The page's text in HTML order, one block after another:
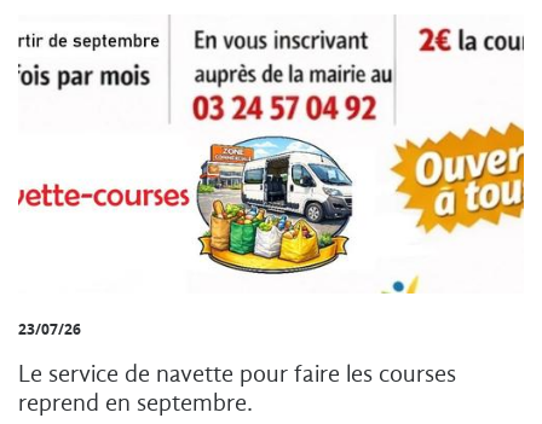
23/07/26
Le service de navette pour faire les courses
reprend en septembre.